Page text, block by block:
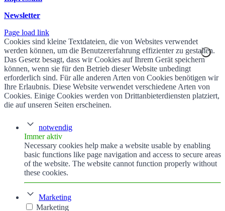
Newsletter
Page load link
Cookies sind kleine Textdateien, die von Websites verwendet
werden können, um die Benutzererfahrung effizienter zu gestalten.
Das Gesetz besagt, dass wir Cookies auf Ihrem Gerät speichern
können, wenn sie für den Betrieb dieser Website unbedingt
erforderlich sind. Für alle anderen Arten von Cookies benötigen wir
Ihre Erlaubnis. Diese Website verwendet verschiedene Arten von
Cookies. Einige Cookies werden von Drittanbieterdiensten platziert,
die auf unseren Seiten erscheinen.
notwendig
Immer aktiv
Necessary cookies help make a website usable by enabling
basic functions like page navigation and access to secure areas
of the website. The website cannot function properly without
these cookies.
Marketing
Marketing